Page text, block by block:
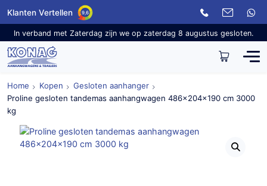
Klanten Vertellen 9,6
In verband met Zaterdag zijn we op zaterdag 8 augustus gesloten.
Home Kopen
Gesloten aanhanger
Proline gesloten tandemas aanhangwagen 486x204x190 cm 3000
kg